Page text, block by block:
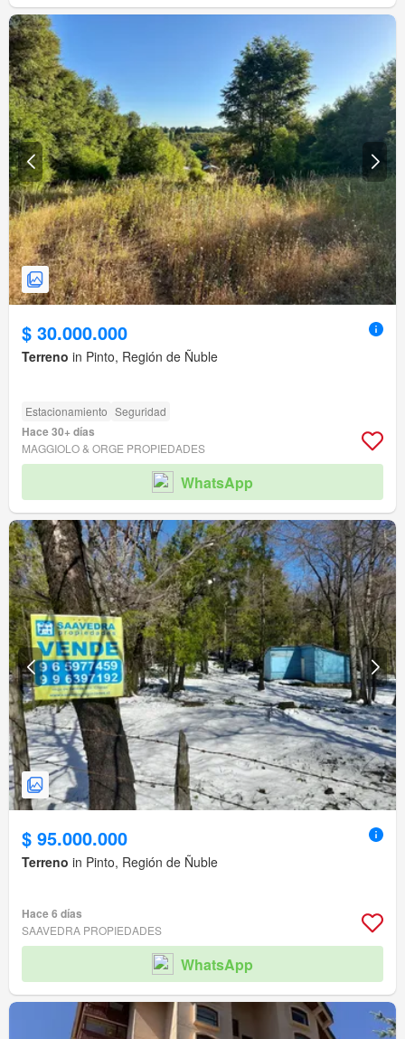
$ 30.000.000
Terreno in Pinto, Región de Ñuble
Estacionamiento Seguridad
Hace 30+ días
MAGGIOLO & ORGE PROPIEDADES
WhatsApp
$ 95.000.000
Terreno in Pinto, Región de Ñuble
Hace 6 días
SAAVEDRA PROPIEDADES
WhatsApp